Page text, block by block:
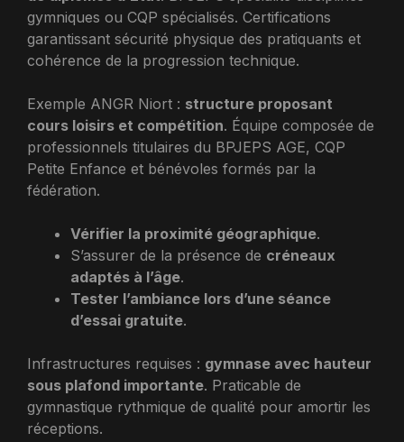
gymniques ou CQP spécialisés. Certifications
garantissant sécurité physique des pratiquants et
cohérence de la progression technique.
Exemple ANGR Niort : structure proposant
cours loisirs et compétition. Équipe composée de
professionnels titulaires du BPJEPS AGE, CQP
Petite Enfance et bénévoles formés par la
fédération.
Vérifier la proximité géographique.
S’assurer de la présence de créneaux
adaptés à l’âge.
Tester l’ambiance lors d’une séance
d’essai gratuite.
Infrastructures requises : gymnase avec hauteur
sous plafond importante. Praticable de
gymnastique rythmique de qualité pour amortir les
réceptions.